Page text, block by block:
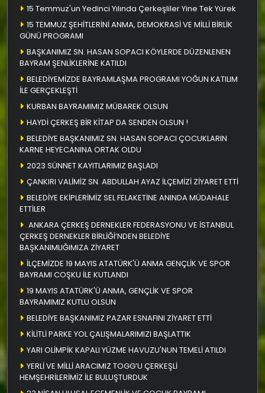
15 Temmuz'un Yedinci Yılında Çerkeşliler Yine Tek Yürek
15 TEMMUZ ŞEHİTLERİNİ ANMA, DEMOKRASİ VE MİLLİ BİRLİK
GÜNÜ PROGRAMI
BAŞKANIMIZ SN. HASAN SOPACI KÖYLERDE DÜZENLENEN
BAYRAM ŞENLİKLERİNE KATILDI
BELEDİYEMİZDE BAYRAMLAŞMA PROGRAMI YOĞUN KATILIM
İLE GERÇEKLEŞTİ
KURBAN BAYRAMIMIZ MÜBAREK OLSUN
HAYDİ ÇERKEŞ BİR KİTAP DA SENDEN OLSUN !
BELEDİYE BAŞKANIMIZ SN. HASAN SOPACI ÇOCUKLARIN
KARNE HEYECANINA ORTAK OLDU
2023 SÜNNET KAYITLARIMIZ BAŞLADI
ÇANKIRI VALİMİZ SN. ABDULLAH AYAZ İLÇEMİZİ ZİYARET ETTİ
BELEDİYE EKİPLERİMİZ SEL FELAKETİNE ANINDA MÜDAHALE
ETTİLER
ANKARA ÇERKEŞ DERNEKLER FEDERASYONU VE İSTANBUL
ÇERKEŞ DERNEKLER BİRLİĞİ’NDEN BELEDİYE
BAŞKANIMLIĞIMIZA ZİYARET
İLÇEMİZDE 19 MAYIS ATATÜRK'Ü ANMA GENÇLİK VE SPOR
BAYRAMI COŞKU İLE KUTLANDI
19 MAYIS ATATÜRK'Ü ANMA, GENÇLİK VE SPOR
BAYRAMIMIZ KUTLU OLSUN
BELEDİYE BAŞKANIMIZ PAZAR ESNAFINI ZİYARET ETTİ
KİLİTLİ PARKE YOL ÇALIŞMALARIMIZI BAŞLATTIK
YARI OLİMPİK KAPALI YÜZME HAVUZU'NUN TEMELİ ATILDI
YERLİ VE MİLLİ ARACIMIZ TOGG’U ÇERKEŞLİ
HEMŞEHRİLERİMİZ İLE BULUŞTURDUK